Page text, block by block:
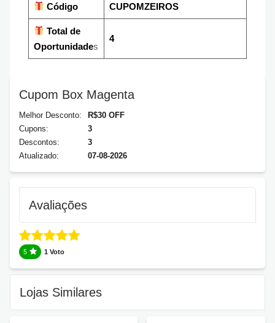
Código CUPOMZEIROS
Total de
Oportunidades
4
Cupom Box Magenta
Melhor Desconto:
R$30 OFF
Cupons:
3
Descontos:
3
Atualizado:
07-08-2026
Avaliações
5 1 Voto
Lojas Similares